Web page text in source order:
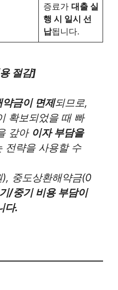
증료가 대출 실
행 시 일시 선
납됩니다.
절감]
금이 면제되므로,
확보되었을 때 빠
갚아 이자 부담을
전략을 사용할 수
), 중도상환해약금(0
/중기 비용 부담이
다.